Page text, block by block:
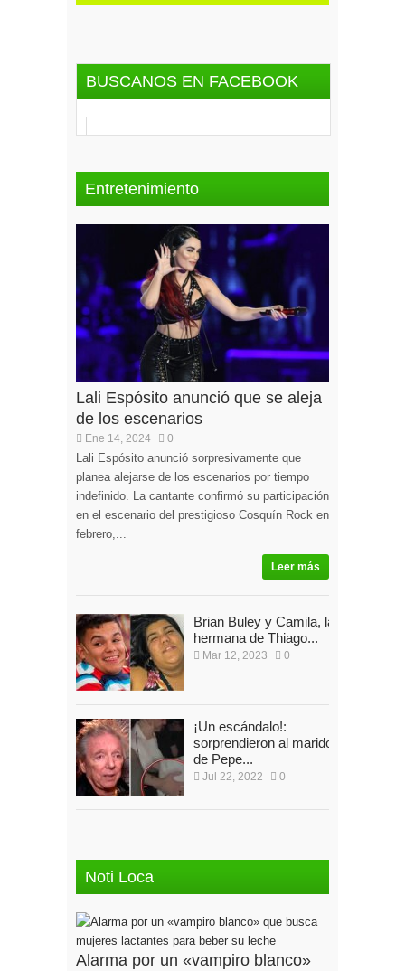
BUSCANOS EN FACEBOOK
Entretenimiento
Lali Espósito anunció que se aleja
de los escenarios
Ene 14, 2024 0
Lali Espósito anunció sorpresivamente que
planea alejarse de los escenarios por tiempo
indefinido. La cantante confirmó su participación
en el escenario del prestigioso Cosquín Rock en
febrero,...
Leer más
Brian Buley y Camila, la
hermana de Thiago...
Mar 12, 2023 0
¡Un escándalo!:
sorprendieron al marido
de Pepe...
Jul 22, 2022 0
Noti Loca
Alarma por un «vampiro blanco»